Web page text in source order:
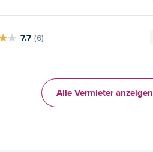
7.7 (6)
Alle Vermieter anzeigen